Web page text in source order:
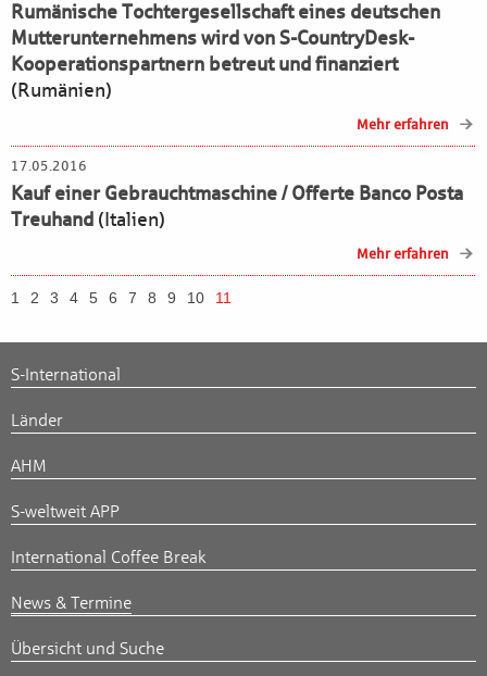
Rumänische Tochtergesellschaft eines deutschen
Mutterunternehmens wird von S-CountryDesk-
Kooperationspartnern betreut und finanziert
(Rumänien)
Mehr erfahren
17.05.2016
Kauf einer Gebrauchtmaschine / Offerte Banco Posta
Treuhand (Italien)
Mehr erfahren
1 2 3 4 5 6 7 8 9 10 11
S-International
Länder
AHM
S-weltweit APP
International Coffee Break
News & Termine
Übersicht und Suche